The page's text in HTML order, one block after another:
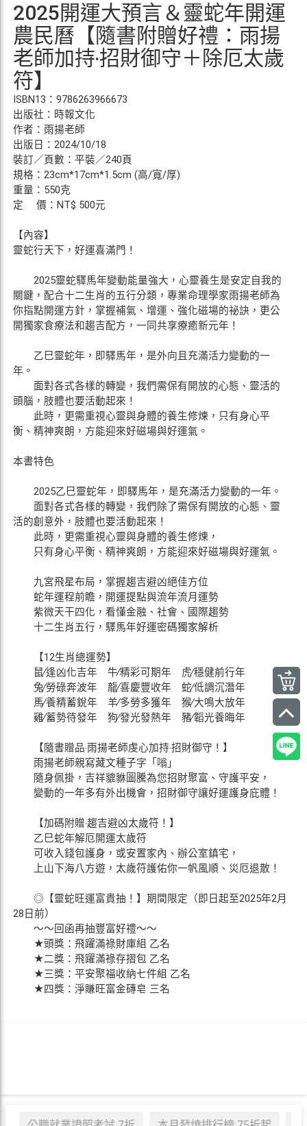
2025開運大預言＆靈蛇年開運
農民曆【隨書附贈好禮：雨揚
老師加持‧招財御守＋除厄太歲
符】
ISBN13：9786263966673
出版社：時報文化
作者：雨揚老師
出版日：2024/10/18
裝訂／頁數：平裝／240頁
規格：23cm*17cm*1.5cm (高/寬/厚)
重量：550克
定 價：NT$ 500元
【內容】
靈蛇行天下，好運喜滿門！
2025靈蛇驛馬年變動能量強大，心靈養生是安定自我的
關鍵，配合十二生肖的五行分類，專業命理學家雨揚老師為
你指點開運方針，掌握補氣、增運、強化磁場的祕訣，更公
開獨家食療法和趨吉配方，一同共享療癒新元年！
乙巳靈蛇年，即驛馬年，是外向且充滿活力變動的一
年。
面對各式各樣的轉變，我們需保有開放的心態、靈活的
頭腦，肢體也要活動起來！
此時，更需重視心靈與身體的養生修煉，只有身心平
衡、精神爽朗，方能迎來好磁場與好運氣。
本書特色
2025乙巳靈蛇年，即驛馬年，是充滿活力變動的一年。
面對各式各樣的轉變，我們除了需保有開放的心態、靈
活的創意外，肢體也要活動起來！
此時，更需重視心靈與身體的養生修煉，
只有身心平衡、精神爽朗，方能迎來好磁場與好運氣。
九宮飛星布局，掌握趨吉避凶絕佳方位
蛇年運程前瞻，開運提點與流年流月運勢
紫微天干四化，看懂金融、社會、國際趨勢
十二生肖五行，驛馬年好運密碼獨家解析
【12生肖總運勢】
鼠∕逢凶化吉年 牛∕精彩可期年 虎∕穩健前行年
兔∕勞碌奔波年 龍∕喜慶豐收年 蛇∕低調沉潛年
馬∕養精蓄銳年 羊∕多勞多獲年 猴∕大鳴大放年
雞∕蓄勢待發年 狗∕發光發熱年 豬∕韜光養晦年
【隨書贈品‧雨揚老師虔心加持‧招財御守！】
雨揚老師親寫藏文種子字「嗡」
隨身佩掛，吉祥貔貅圖騰為您招財聚富、守護平安，
變動的一年多有外出機會，招財御守讓好運護身庇體！
【加碼附贈‧趨吉避凶太歲符！】
乙巳蛇年解厄開運太歲符
可收入錢包護身，或安置家內、辦公室鎮宅，
上山下海八方遊，太歲符護佑你一帆風順、災厄退散！
◎【靈蛇旺運富貴抽！】期間限定（即日起至2025年2月
28日前）
～～回函再抽豐富好禮～～
★頭獎：飛躍滿祿財庫組 乙名
★二獎：飛躍滿祿存摺包 乙名
★三獎：平安聚福收納七件組 乙名
★四獎：淨賺旺富金磚皂 三名